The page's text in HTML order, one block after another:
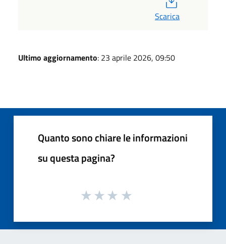
Scarica
Ultimo aggiornamento: 23 aprile 2026, 09:50
Quanto sono chiare le informazioni
su questa pagina?